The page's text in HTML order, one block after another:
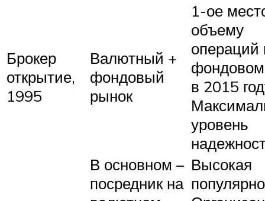
Брокер
открытие,
1995
Валютный +
фондовый
рынок
1-ое
объему
операций
в 2015
уровень
В основном –
посредник на
Высокая